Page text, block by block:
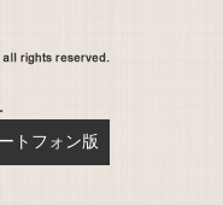
トフォン版